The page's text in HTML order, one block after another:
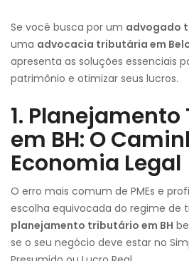
Se você busca por um advogado
uma advocacia tributária em
apresenta as soluções essenciais
patrimônio e otimizar seus lucros.
1.
em BH: O
Economia Legal
O erro mais comum de PMEs e
escolha equivocada do regime de
planejamento tributário em BH
se o seu negócio deve estar no